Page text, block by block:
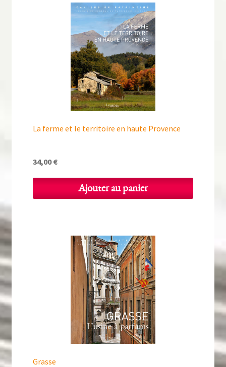
La ferme et le territoire en haute Provence
34,00€
Ajouter au panier
Grasse